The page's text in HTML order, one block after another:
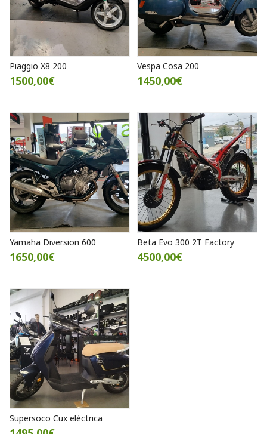
Piaggio X8 200
1500,00€
Vespa Cosa 200
1450,00€
Yamaha Diversion 600
1650,00€
Beta Evo 300 2T Factory
4500,00€
Supersoco Cux eléctrica